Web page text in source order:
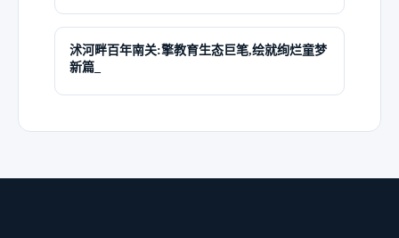
王雯
昆明市教育科学研究院
育部“一师一优课、一课一名师”部级/省
课被评选为市级优课、省级优课和部级
被聘为“一师一优课，一课一名师”活动优
课评审专家；曾参与多种教辅材料的编
写与审定工作。
方艺静
黎珍
名师工作室2023年度优秀成员，四川省
教师。苏州科技大学外国语学院教育硕
沭河畔百年南关:擎教育生态巨笔,绘就绚烂童梦
新篇_